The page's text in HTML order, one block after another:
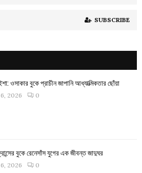
SUBSCRIBE
ওসাকার বুকে প্রাচীন জাপানি আধ্যাত্মিকতার ছোঁয়া
2026 0
বুকে রেনেসাঁস যুগের এক জীবন্ত জাদুঘর
2026 0